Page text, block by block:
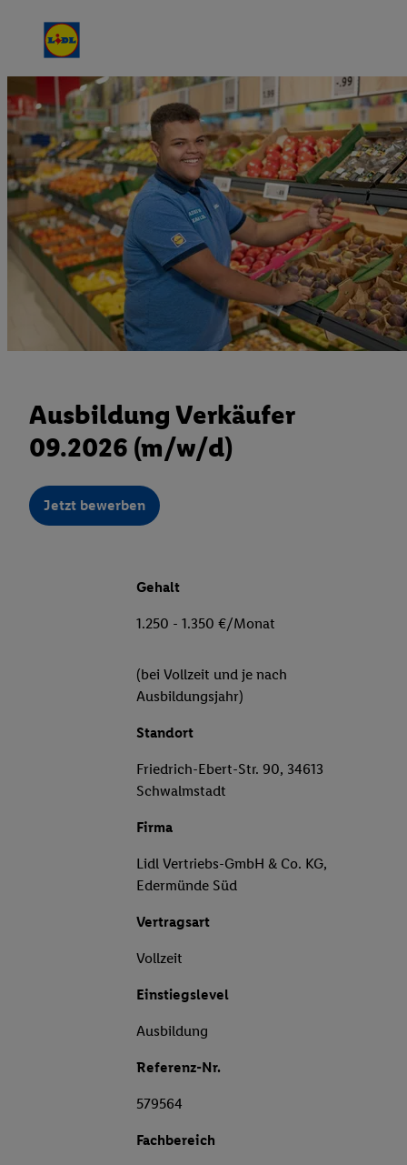
Ausbildung Verkäufer
09.2026 (m/w/d)
Jetzt bewerben
Gehalt
1.250 - 1.350 €/Monat
(bei Vollzeit und je nach
Ausbildungsjahr)
Standort
Friedrich-Ebert-Str. 90, 34613
Schwalmstadt
Firma
Lidl Vertriebs-GmbH & Co. KG,
Edermünde Süd
Vertragsart
Vollzeit
Einstiegslevel
Ausbildung
Referenz-Nr.
579564
Fachbereich